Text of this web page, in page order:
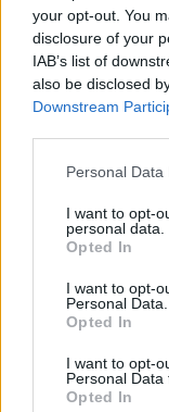
your opt-out. You
disclosure of your
IAB’s list of
also be disclosed
Downstream
Personal
I want to opt-
personal data.
Opted In
I want to opt-
Personal Data.
Opted In
I want to opt-
Personal Data
Opted In
Economic Forum
Rövid videóban
a következő
szcenáriókért
KEDVES
tartozik,
regisztrációhoz
Az előfizetés a
Portfolio.hu
kötéslistái